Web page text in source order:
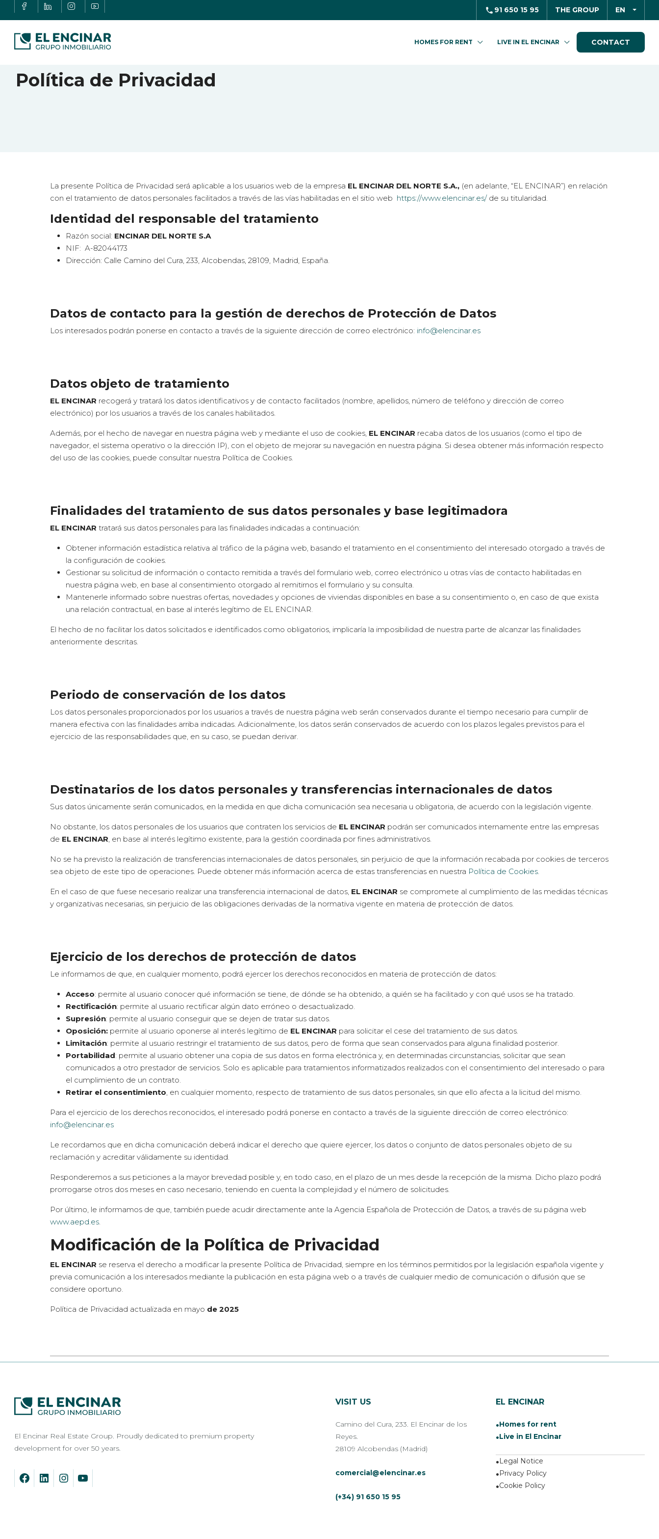
91 650 15 95 THE GROUP EN
HOMES FOR RENT LIVE IN EL ENCINAR CONTACT
Política de Privacidad
La presente Política de Privacidad será aplicable a los usuarios web de la empresa EL ENCINAR DEL NORTE S.A., (en adelante, “EL ENCINAR”) en relación
con el tratamiento de datos personales facilitados a través de las vías habilitadas en el sitio web https://www.elencinar.es/de su titularidad.
Identidad del responsable del tratamiento
Razón social: ENCINAR DEL NORTE S.A
NIF: A-82044173
Dirección: Calle Camino del Cura, 233, Alcobendas, 28109, Madrid, España.
Datos de contacto para la gestión de derechos de Protección de Datos
Los interesados podrán ponerse en contacto a través de la siguiente dirección de correo electrónico: info@elencinar.es
Datos objeto de tratamiento
EL ENCINAR recogerá y tratará los datos identificativos y de contacto facilitados (nombre, apellidos, número de teléfono y dirección de correo
electrónico) por los usuarios a través de los canales habilitados.
Además, por el hecho de navegar en nuestra página web y mediante el uso de cookies, EL ENCINAR recaba datos de los usuarios (como el tipo de
navegador, el sistema operativo o la dirección IP), con el objeto de mejorar su navegación en nuestra página. Si desea obtener más información respecto
del uso de las cookies, puede consultar nuestra Política de Cookies.
Finalidades del tratamiento de sus datos personales y base legitimadora
EL ENCINAR tratará sus datos personales para las finalidades indicadas a continuación:
Obtener información estadística relativa al tráfico de la página web, basando el tratamiento en el consentimiento del interesado otorgado a través de
la configuración de cookies.
Gestionar su solicitud de información o contacto remitida a través del formulario web, correo electrónico u otras vías de contacto habilitadas en
nuestra página web, en base al consentimiento otorgado al remitirnos el formulario y su consulta.
Mantenerle informado sobre nuestras ofertas, novedades y opciones de viviendas disponibles en base a su consentimiento o, en caso de que exista
una relación contractual, en base al interés legítimo de EL ENCINAR.
El hecho de no facilitar los datos solicitados e identificados como obligatorios, implicaría la imposibilidad de nuestra parte de alcanzar las finalidades
anteriormente descritas.
Periodo de conservación de los datos
Los datos personales proporcionados por los usuarios a través de nuestra página web serán conservados durante el tiempo necesario para cumplir de
manera efectiva con las finalidades arriba indicadas. Adicionalmente, los datos serán conservados de acuerdo con los plazos legales previstos para el
ejercicio de las responsabilidades que, en su caso, se puedan derivar.
Destinatarios de los datos personales y transferencias internacionales de datos
Sus datos únicamente serán comunicados, en la medida en que dicha comunicación sea necesaria u obligatoria, de acuerdo con la legislación vigente.
No obstante, los datos personales de los usuarios que contraten los servicios de EL ENCINAR podrán ser comunicados internamente entre las empresas
de EL ENCINAR, en base al interés legítimo existente, para la gestión coordinada por fines administrativos.
No se ha previsto la realización de transferencias internacionales de datos personales, sin perjuicio de que la información recabada por cookies de terceros
sea objeto de este tipo de operaciones. Puede obtener más información acerca de estas transferencias en nuestra Política de Cookies.
En el caso de que fuese necesario realizar una transferencia internacional de datos, EL ENCINAR se compromete al cumplimiento de las medidas técnicas
y organizativas necesarias, sin perjuicio de las obligaciones derivadas de la normativa vigente en materia de protección de datos.
Ejercicio de los derechos de protección de datos
Le informamos de que, en cualquier momento, podrá ejercer los derechos reconocidos en materia de protección de datos:
Acceso: permite al usuario conocer qué información se tiene, de dónde se ha obtenido, a quién se ha facilitado y con qué usos se ha tratado.
Rectificación: permite al usuario rectificar algún dato erróneo o desactualizado.
Supresión: permite al usuario conseguir que se dejen de tratar sus datos.
Oposición: permite al usuario oponerse al interés legítimo de EL ENCINAR para solicitar el cese del tratamiento de sus datos.
Limitación: permite al usuario restringir el tratamiento de sus datos, pero de forma que sean conservados para alguna finalidad posterior.
Portabilidad: permite al usuario obtener una copia de sus datos en forma electrónica y, en determinadas circunstancias, solicitar que sean
comunicados a otro prestador de servicios. Solo es aplicable para tratamientos informatizados realizados con el consentimiento del interesado o para
el cumplimiento de un contrato.
Retirar el consentimiento, en cualquier momento, respecto de tratamiento de sus datos personales, sin que ello afecta a la licitud del mismo.
Para el ejercicio de los derechos reconocidos, el interesado podrá ponerse en contacto a través de la siguiente dirección de correo electrónico:
info@elencinar.es
Le recordamos que en dicha comunicación deberá indicar el derecho que quiere ejercer, los datos o conjunto de datos personales objeto de su
reclamación y acreditar válidamente su identidad.
Responderemos a sus peticiones a la mayor brevedad posible y, en todo caso, en el plazo de un mes desde la recepción de la misma. Dicho plazo podrá
prorrogarse otros dos meses en caso necesario, teniendo en cuenta la complejidad y el número de solicitudes.
Por último, le informamos de que, también puede acudir directamente ante la Agencia Española de Protección de Datos, a través de su página web
www.aepd.es.
Modificación de la Política de Privacidad
EL ENCINAR se reserva el derecho a modificar la presente Política de Privacidad, siempre en los términos permitidos por la legislación española vigente y
previa comunicación a los interesados mediante la publicación en esta página web o a través de cualquier medio de comunicación o difusión que se
considere oportuno.
Política de Privacidad actualizada en mayo de 2025
El Encinar Real Estate Group. Proudly dedicated to premium property
development for over 50 years.
VISIT US
Camino del Cura, 233. El Encinar de los
Reyes.
28109 Alcobendas (Madrid)
comercial@elencinar.es
(+34) 91 650 15 95
EL ENCINAR
Homes for rent
Live in El Encinar
Legal Notice
Privacy Policy
Cookie Policy